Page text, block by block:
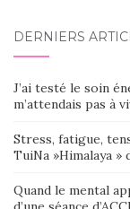
DERNIERS
J’ai testé le soin
m’attendais pas à
Stress, fatigue,
TuiNa »Himalaya »
Quand le mental